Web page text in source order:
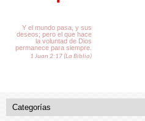
Y el mundo pasa, y sus
deseos; pero el que hace
la voluntad de Dios
permanece para siempre.
1 Juan 2:17 (La Biblia)